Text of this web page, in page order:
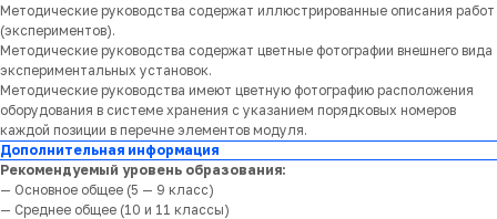
Методические руководства содержат иллюстрированные описания работ
(экспериментов).
Методические руководства содержат цветные фотографии внешнего вида
экспериментальных установок.
Методические руководства имеют цветную фотографию расположения
оборудования в системе хранения с указанием порядковых номеров
каждой позиции в перечне элементов модуля.
Дополнительная информация
Рекомендуемый уровень образования:
— Основное общее (5 — 9 класс)
— Среднее общее (10 и 11 классы)